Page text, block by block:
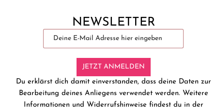
NEWSLETTER
JETZT ANMELDEN
Du erklärst dich damit einverstanden, dass deine Daten zur
Bearbeitung deines Anliegens verwendet werden. Weitere
Informationen und Widerrufshinweise findest du in der